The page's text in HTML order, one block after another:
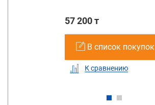
57 200 т
В список покупок
К сравнению